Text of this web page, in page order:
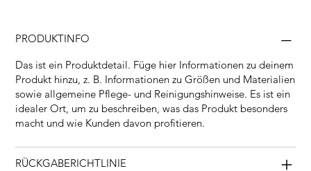
PRODUKTINFO
Das ist ein Produktdetail. Füge hier Informationen zu deinem
Produkt hinzu, z. B. Informationen zu Größen und Materialien
sowie allgemeine Pflege- und Reinigungshinweise. Es ist ein
idealer Ort, um zu beschreiben, was das Produkt besonders
macht und wie Kunden davon profitieren.
RÜCKGABERICHTLINIE